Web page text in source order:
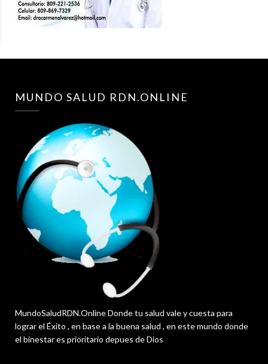
MUNDO SALUD RDN.ONLINE
MundoSaludRDN.Online Donde tu salud vale y cuesta para
lograr el Éxito , en base a la buena salud , en este mundo donde
el binestar es prioritario depues de Dios